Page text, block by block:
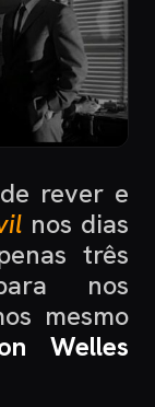
rever e
nos dias
três
nos
mesmo
Welles